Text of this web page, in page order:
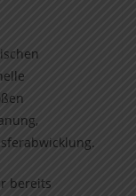
bereits